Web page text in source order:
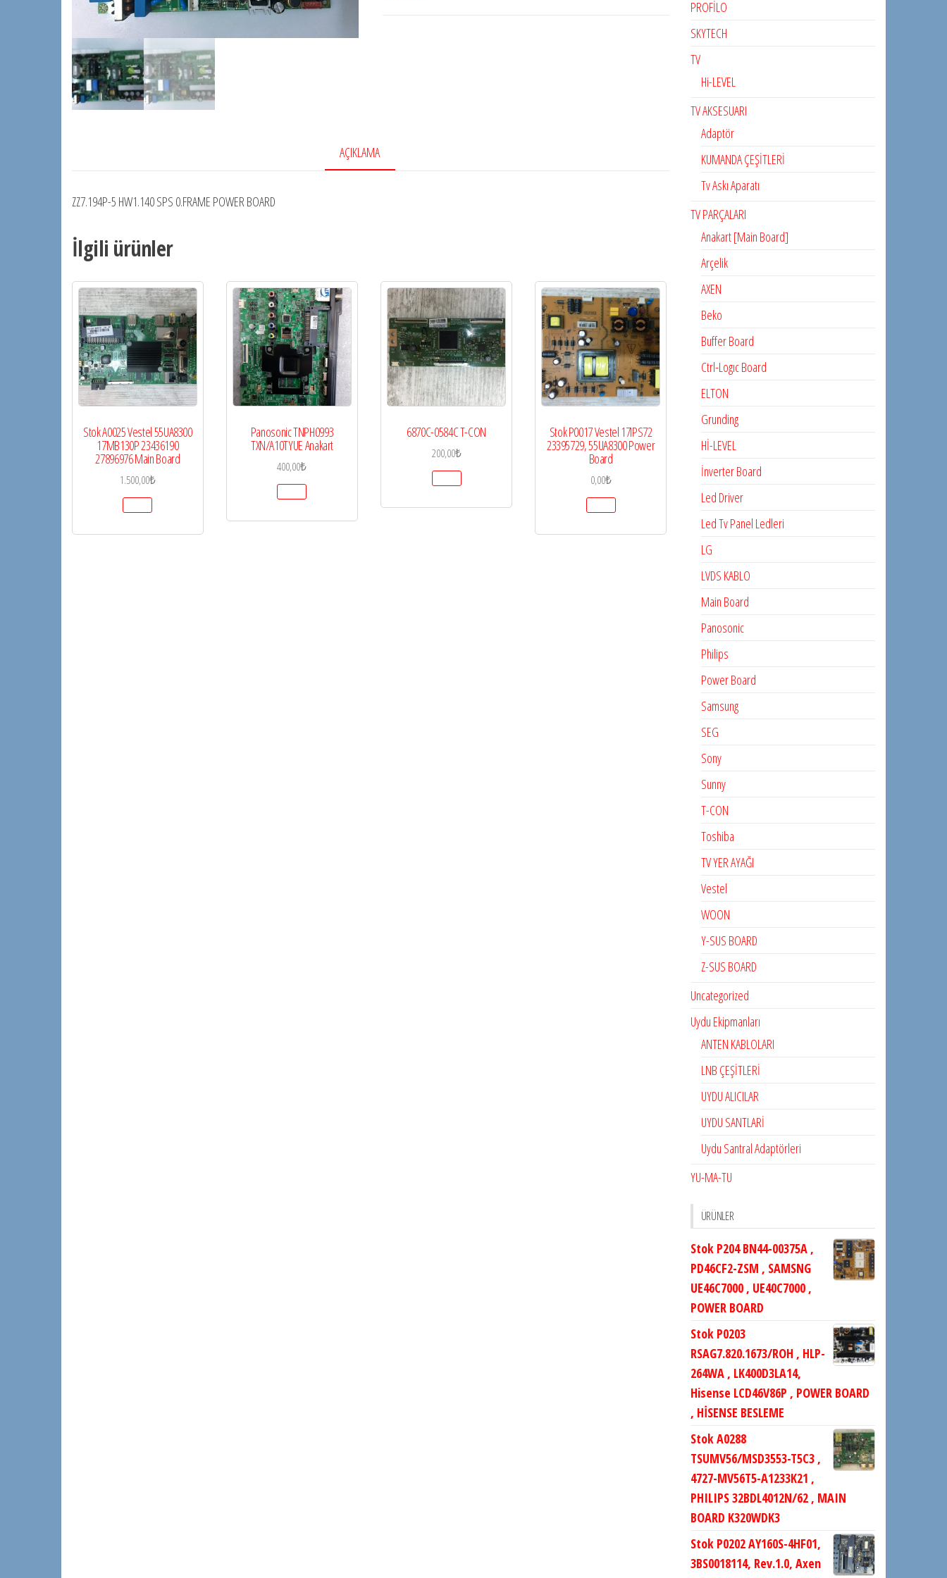
AÇIKLAMA
ZZ7.194P-5 HW1.140 SPS 0.FRAME POWER BOARD
İlgili ürünler
Stok A0025 Vestel 55UA8300
17MB130P 23436190
27896976 Main Board
1.500,00₺
Panosonic TNPH0993
TXN/A10TYUE Anakart
400,00₺
6870C-0584C T-CON
200,00₺
Stok P0017 Vestel 17IPS72
23395729, 55UA8300 Power
Board
0,00₺
PROFİLO
SKYTECH
TV
Hi-LEVEL
TV AKSESUARI
Adaptör
KUMANDA ÇEŞİTLERİ
Tv Askı Aparatı
TV PARÇALARI
Anakart [Main Board]
Arçelik
AXEN
Beko
Buffer Board
Ctrl-Logıc Board
ELTON
Grunding
Hİ-LEVEL
İnverter Board
Led Driver
Led Tv Panel Ledleri
LG
LVDS KABLO
Main Board
Panosonic
Philips
Power Board
Samsung
SEG
Sony
Sunny
T-CON
Toshiba
TV YER AYAĞI
Vestel
WOON
Y-SUS BOARD
Z-SUS BOARD
Uncategorized
Uydu Ekipmanları
ANTEN KABLOLARI
LNB ÇEŞİTLERİ
UYDU ALICILAR
UYDU SANTLARİ
Uydu Santral Adaptörleri
YU-MA-TU
ÜRÜNLER
Stok P204 BN44-00375A ,
PD46CF2-ZSM , SAMSNG
UE46C7000 , UE40C7000 ,
POWER BOARD
Stok P0203
RSAG7.820.1673/ROH , HLP-
264WA , LK400D3LA14,
Hisense LCD46V86P , POWER BOARD
, HİSENSE BESLEME
Stok A0288
TSUMV56/MSD3553-T5C3 ,
4727-MV56T5-A1233K21 ,
PHILIPS 32BDL4012N/62 , MAIN
BOARD K320WDK3
Stok P0202 AY160S-4HF01,
3BS0018114, Rev.1.0, Axen